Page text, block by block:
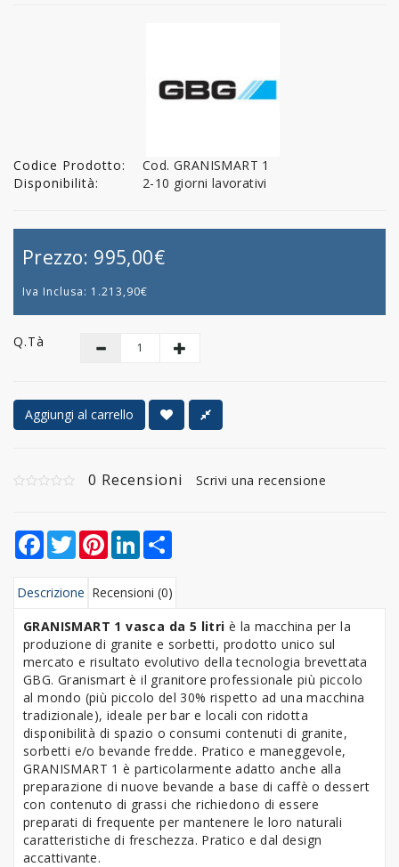
Codice Prodotto:
Cod. GRANISMART 1
Disponibilità:
2-10 giorni lavorativi
Prezzo: 995,00€
Iva Inclusa: 1.213,90€
Q.tà
Aggiungi al carrello
0 Recensioni Scrivi una recensione
Facebook
TwitterPinterestLinkedIn
Descrizione Recensioni (0)
GRANISMART 1 vasca da 5 litri è la macchina per la
produzione di granite e sorbetti, prodotto unico sul
mercato e risultato evolutivo della tecnologia brevettata
GBG. Granismart è il granitore professionale più piccolo
al mondo (più piccolo del 30% rispetto ad una macchina
tradizionale), ideale per bar e locali con ridotta
disponibilità di spazio o consumi contenuti di granite,
sorbetti e/o bevande fredde. Pratico e maneggevole,
GRANISMART 1 è particolarmente adatto anche alla
preparazione di nuove bevande a base di caffè o dessert
con contenuto di grassi che richiedono di essere
preparati di frequente per mantenere le loro naturali
caratteristiche di freschezza. Pratico e dal design
accattivante.